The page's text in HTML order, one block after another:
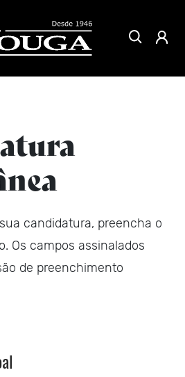
candidatura, preencha o
Os campos assinalados
de preenchimento